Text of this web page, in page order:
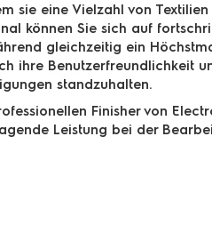
sie eine Vielzahl von
können Sie sich auf
gleichzeitig ein
ihre Benutzerfreundlichkeit
standzuhalten.
Finisher von
Leistung bei der